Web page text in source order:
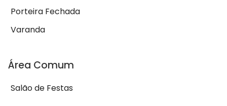
Porteira Fechada
Varanda
Área Comum
Salão de Festas